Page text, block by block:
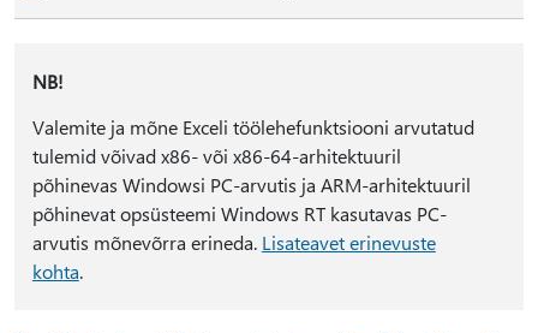
NB!
Valemite ja mõne Exceli töölehefunktsiooni arvutatud
tulemid võivad x86- või x86-64-arhitektuuril
põhinevas Windowsi PC-arvutis ja ARM-arhitektuuril
põhinevat opsüsteemi Windows RT kasutavas PC-
arvutis mõnevõrra erineda. Lisateavet erinevuste
kohta.